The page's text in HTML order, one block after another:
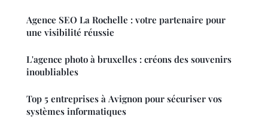
Agence SEO La Rochelle : votre partenaire pour
une visibilité réussie
L'agence photo à bruxelles : créons des souvenirs
inoubliables
Top 5 entreprises à Avignon pour sécuriser vos
systèmes informatiques